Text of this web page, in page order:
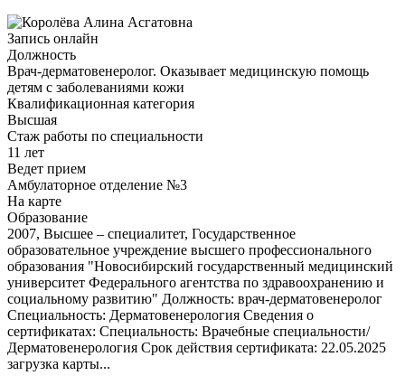
Запись онлайн
Должность
Врач-дерматовенеролог. Оказывает медицинскую помощь
детям с заболеваниями кожи
Квалификационная категория
Высшая
Стаж работы по специальности
11 лет
Ведет прием
Амбулаторное отделение №3
На карте
Образование
2007, Высшее – специалитет, Государственное
образовательное учреждение высшего профессионального
образования "Новосибирский государственный медицинский
университет Федерального агентства по здравоохранению и
социальному развитию" Должность: врач-дерматовенеролог
Специальность: Дерматовенерология Сведения о
сертификатах: Специальность: Врачебные специальности/
Дерматовенерология Срок действия сертификата: 22.05.2025
загрузка карты...